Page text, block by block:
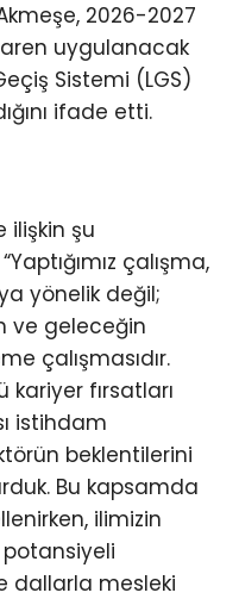
2026-2027
uygulanacak
Sistemi (LGS)
ifade etti.
ilişkin şu
çalışma,
yönelik değil;
ve geleceğin
çalışmasıdır.
fırsatları
istihdam
beklentilerini
Bu kapsamda
ilimizin
potansiyeli
dallarla mesleki